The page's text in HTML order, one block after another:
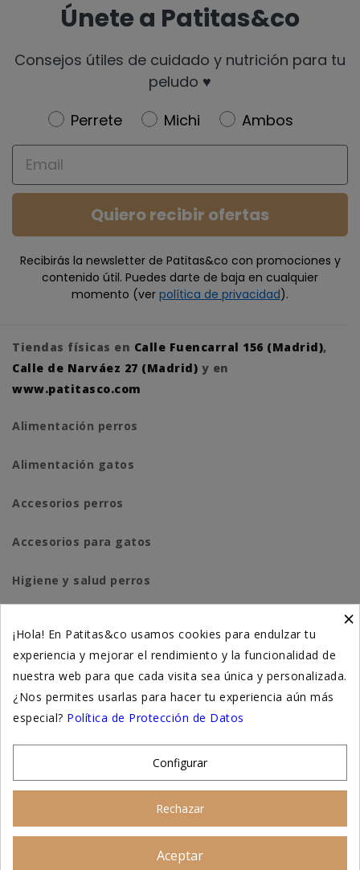
Únete a Patitas&co
Consejos útiles de cuidado y nutrición para tu
peludo ♥️
Newsletter
Perrete Michi
Ambos
Email
Quiero recibir ofertas
Recibirás la newsletter de Patitas&co con promociones y
contenido útil. Puedes darte de baja en cualquier
momento (ver política de privacidad).
Tiendas físicas en Calle Fuencarral 156 (Madrid),
Calle de Narváez 27 (Madrid) y en
www.patitasco.com
Alimentación perros
Alimentación gatos
Accesorios perros
Accesorios para gatos
Higiene y salud perros
Suplementación natural
Otros
×
¡Hola! En Patitas&co usamos cookies para endulzar tu
experiencia y mejorar el rendimiento y la funcionalidad de
nuestra web para que cada visita sea única y personalizada.
¿Nos permites usarlas para hacer tu experiencia aún más
especial? Política de Protección de Datos
Configurar
Rechazar
Aceptar